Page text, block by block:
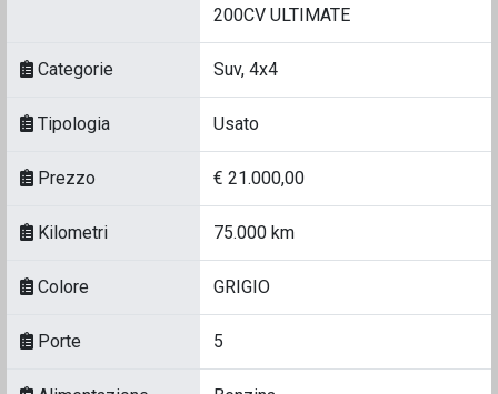
200CV ULTIMATE
Categorie Suv, 4x4
Tipologia Usato
Prezzo € 21.000,00
Kilometri 75.000 km
Colore GRIGIO
Porte 5